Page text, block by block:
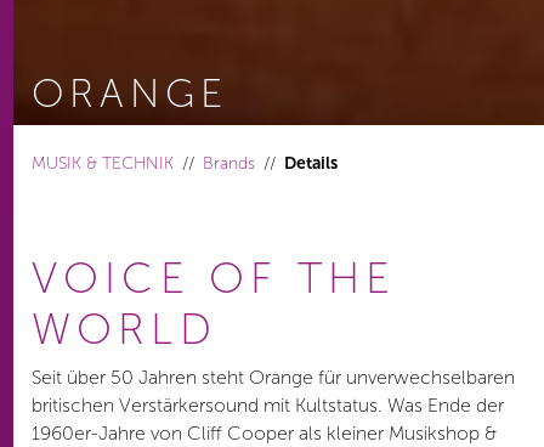
ORANGE
MUSIK & TECHNIK
Brands Details
VOICE OF THE
WORLD
Seit über 50 Jahren steht Orange für unverwechselbaren
britischen Verstärkersound mit Kultstatus. Was Ende der
1960er-Jahre von Cliff Cooper als kleiner Musikshop &